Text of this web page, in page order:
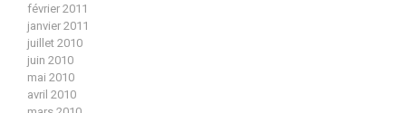
février 2011
janvier 2011
juillet 2010
juin 2010
mai 2010
avril 2010